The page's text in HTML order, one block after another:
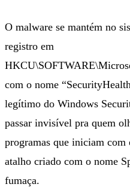
O malware se mantém no
registro em
com o nome
legítimo do Windows
passar invisível pra quem
programas que iniciam
atalho criado com o nome
fumaça.